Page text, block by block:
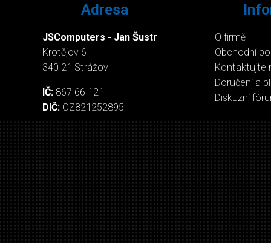
Adresa
JSComputers - Jan Šustr
Krotějov 6
340 21 Strážov
IČ: 867 66 121
DIČ: CZ821252895
O firmě
Obchodní
Kontaktujte
Doručení a
Diskuzní